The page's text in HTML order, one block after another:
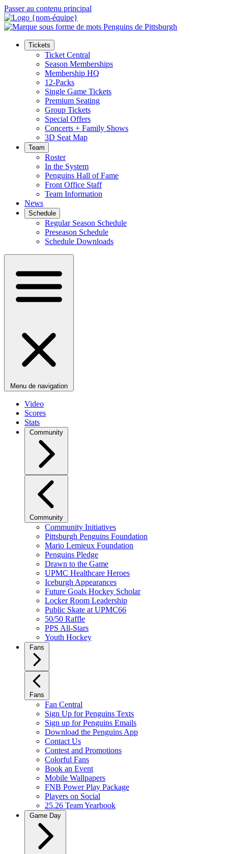
Passer au contenu principal
Tickets
Ticket Central
Season Memberships
Membership HQ
12-Packs
Single Game Tickets
Premium Seating
Group Tickets
Special Offers
Concerts + Family Shows
3D Seat Map
Team
Roster
In the System
Penguins Hall of Fame
Front Office Staff
Team Information
News
Schedule
Regular Season Schedule
Preseason Schedule
Schedule Downloads
Menu de navigation
Video
Scores
Stats
Community
Community
Community Initiatives
Pittsburgh Penguins Foundation
Mario Lemieux Foundation
Penguins Pledge
Drawn to the Game
UPMC Healthcare Heroes
Iceburgh Appearances
Future Goals Hockey Scholar
Locker Room Leadership
Public Skate at UPMC66
50/50 Raffle
PPS All-Stars
Youth Hockey
Fans
Fans
Fan Central
Sign Up for Penguins Texts
Sign up for Penguins Emails
Download the Penguins App
Contact Us
Contest and Promotions
Colorful Fans
Book an Event
Mobile Wallpapers
FNB Power Play Package
Players on Social
25.26 Team Yearbook
Game Day